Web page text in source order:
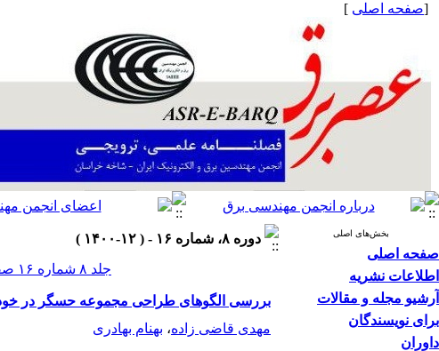
[صفحه اصلی ]
بخش‌های اصلی
صفحه اصلی
اطلاعات نشریه
آرشیو مجله و مقالات
برای نویسندگان
داوران
دوره ۸، شماره ۱۶ - ( ۱۲-۱۴۰۰ )
جلد ۸ شماره ۱۶ صفحات ۸۱-۷۳
بررسی الگوهای طراحی مجموعه حسگر در
مهدی قاضی زاده، بهنام بهادری